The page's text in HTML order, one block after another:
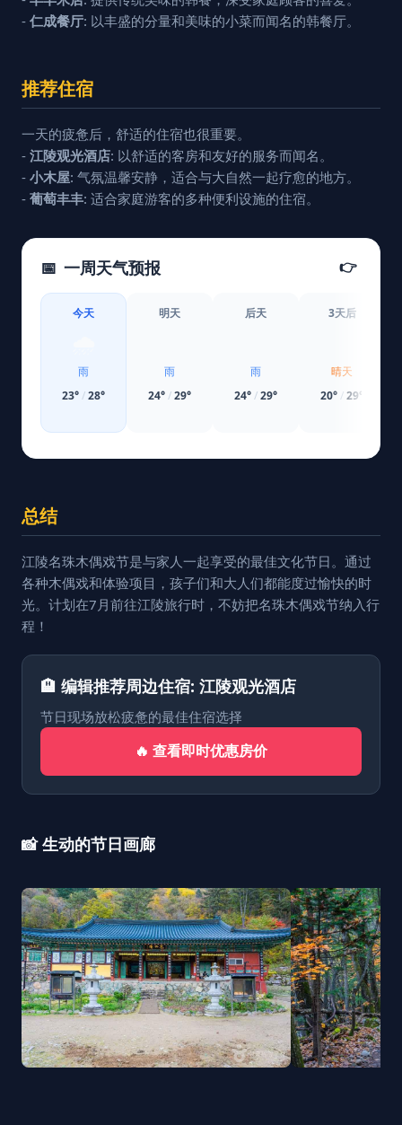
- 仁成餐厅: 以丰盛的分量和美味的小菜而闻名的韩餐厅。
推荐住宿
一天的疲惫后，舒适的住宿也很重要。
- 江陵观光酒店: 以舒适的客房和友好的服务而闻名。
- 小木屋: 气氛温馨安静，适合与大自然一起疗愈的地方。
- 葡萄丰丰: 适合家庭游客的多种便利设施的住宿。
📅 一周天气预报 👉
今天
雨
23°/28°
明天
雨
24°/29°
后天
雨
24°/29°
3天后
晴天
20° /29°
总结
江陵名珠木偶戏节是与家人一起享受的最佳文化节日。通过
各种木偶戏和体验项目，孩子们和大人们都能度过愉快的时
光。计划在7月前往江陵旅行时，不妨把名珠木偶戏节纳入行
程！
🏨 编辑推荐周边住宿: 江陵观光酒店
节日现场放松疲惫的最佳住宿选择
🔥 查看即时优惠房价
📸 生动的节日画廊